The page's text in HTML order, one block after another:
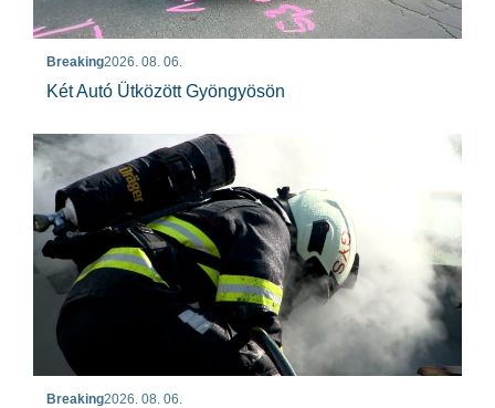
Breaking2026. 08. 06.
Két Autó Ütközött Gyöngyösön
Breaking2026. 08. 06.